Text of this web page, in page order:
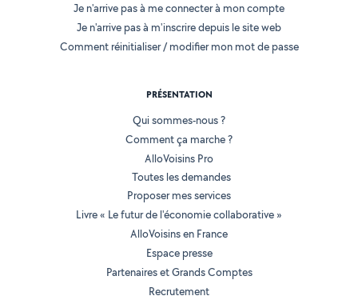
Je n'arrive pas à me connecter à mon compte
Je n'arrive pas à m'inscrire depuis le site web
Comment réinitialiser / modifier mon mot de passe
PRÉSENTATION
Qui sommes-nous ?
Comment ça marche ?
AlloVoisins Pro
Toutes les demandes
Proposer mes services
Livre « Le futur de l'économie collaborative »
AlloVoisins en France
Espace presse
Partenaires et Grands Comptes
Recrutement